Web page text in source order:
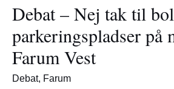
Debat – Nej tak til
parkeringspladser på
Farum Vest
Debat, Farum
Nej
tak
til
boldbaner
og
parkeringspladser